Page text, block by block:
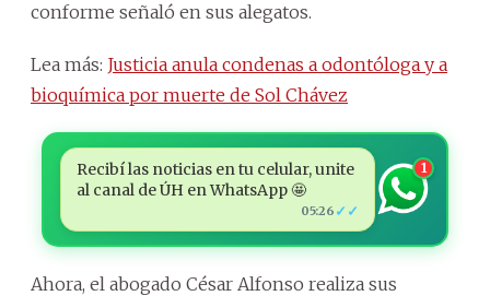
conforme señaló en sus alegatos.
Lea más: Justicia anula condenas a odontóloga y a
bioquímica por muerte de Sol Chávez
Recibí las noticias en tu celular, unite
al canal de ÚH en WhatsApp 🤩
05:26 ✓✓
1
Ahora, el abogado César Alfonso realiza sus